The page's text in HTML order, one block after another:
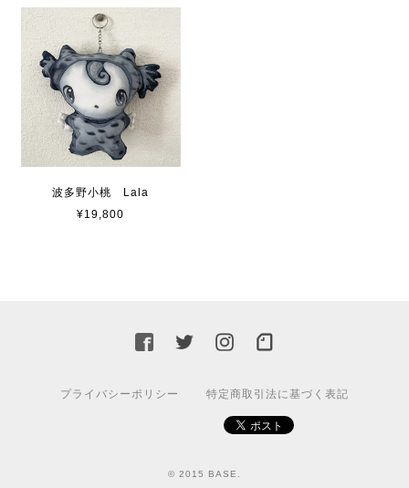
波多野小桃 Lala
¥19,800
プライバシーポリシー 特定商取引法に基づく表記
© 2015 BASE.